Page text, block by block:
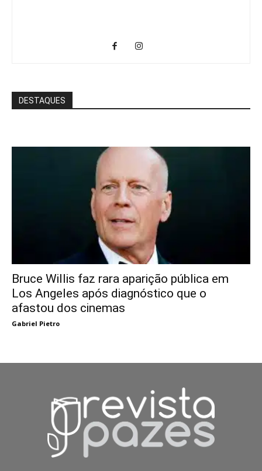
DESTAQUES
Bruce Willis faz rara aparição pública em
Los Angeles após diagnóstico que o
afastou dos cinemas
Gabriel Pietro